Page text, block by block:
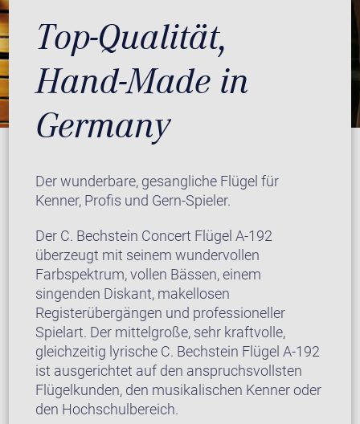
Top-Qualität,
Hand-Made in
Germany
Der wunderbare, gesangliche Flügel für
Kenner, Profis und Gern-Spieler.
Der C. Bechstein Concert Flügel A-192
überzeugt mit seinem wundervollen
Farbspektrum, vollen Bässen, einem
singenden Diskant, makellosen
Registerübergängen und professioneller
Spielart. Der mittelgroße, sehr kraftvolle,
gleichzeitig lyrische C. Bechstein Flügel A-192
ist ausgerichtet auf den anspruchsvollsten
Flügelkunden, den musikalischen Kenner oder
den Hochschulbereich.